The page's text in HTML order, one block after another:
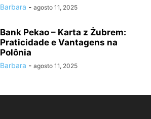
Barbara - agosto 11, 2025
Bank Pekao – Karta z Żubrem:
Praticidade e Vantagens na
Polônia
Barbara - agosto 11, 2025